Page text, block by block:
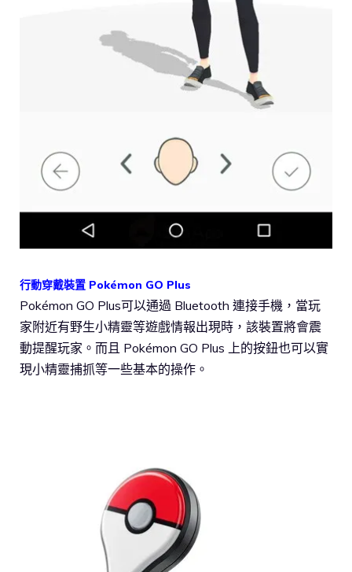
行動穿戴裝置 Pokémon GO Plus
Pokémon GO Plus可以通過 Bluetooth 連接手機，當玩
家附近有野生小精靈等遊戲情報出現時，該裝置將會震
動提醒玩家。而且 Pokémon GO Plus 上的按鈕也可以實
現小精靈捕抓等一些基本的操作。